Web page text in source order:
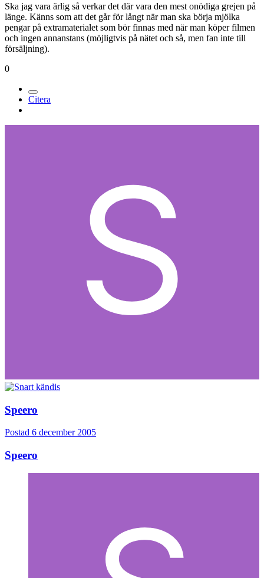
Ska jag vara ärlig så verkar det där vara den mest onödiga grejen på
länge. Känns som att det går för långt när man ska börja mjölka
pengar på extramaterialet som bör finnas med när man köper filmen
och ingen annanstans (möjligtvis på nätet och så, men fan inte till
försäljning).
0
Citera
Speero
Postad 6 december 2005
Speero